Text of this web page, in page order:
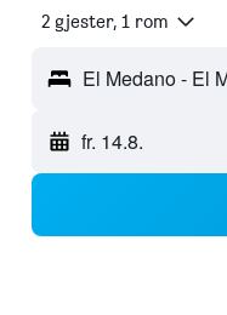
2 gjester, 1 rom
El Medano - El
fr. 14.8.